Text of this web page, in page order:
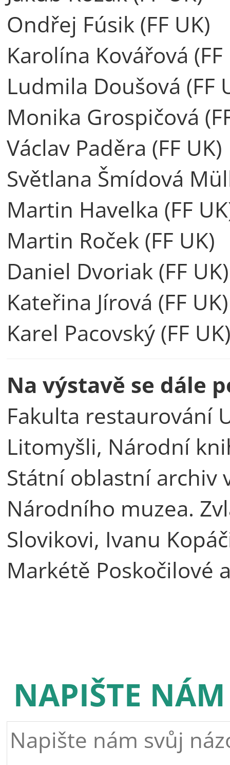
Ondřej Fúsik (FF UK)
Karolína Kovářová (FF
Ludmila Doušová (FF
Monika Grospičová
Václav Paděra (FF UK)
Světlana Šmídová
Martin Havelka (FF
Martin Roček (FF UK)
Daniel Dvoriak (FF UK)
Kateřina Jírová (FF UK)
Karel Pacovský (FF UK)
Na výstavě se dále
Fakulta restaurování
Litomyšli, Národní
Státní oblastní archiv
Národního muzea.
Slovikovi, Ivanu
Markétě Poskočilové
NAPIŠTE NÁM